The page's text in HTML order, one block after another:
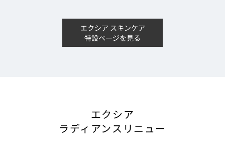
エクシア スキンケア
特設ページを見る
エクシア
ラディアンスリニュー